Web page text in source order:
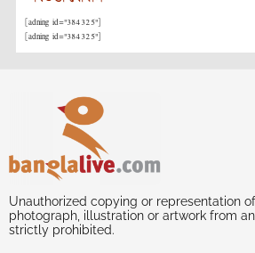
[adning id="384325"]
[adning id="384325"]
Unauthorized copying or representation
photograph, illustration or artwork from
strictly prohibited.